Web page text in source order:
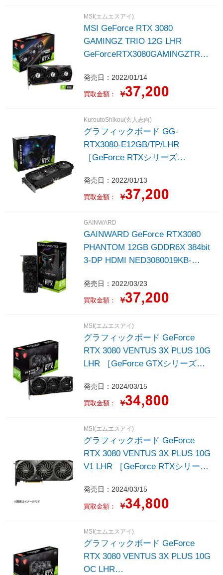
MSI(エムエスアイ)
MSI GeForce RTX 3080
GAMINGZ TRIO 12G LHR
GeForceRTX3080GAMINGZTRIO
発売日：2022/01/14
買取金額： ￥
KuroutoShikou(玄人志向)
グラフィックボード GG-
RTX3080-E12GB/TP/LHR
［GeForce RTXシリーズ
発売日：2022/01/13
買取金額： ￥
GAINWARD
GAINWARD GeForce RTX3080
PHANTOM 12GB GDDR6X 384bit
3-DP HDMI NED3080019KB-
発売日：2022/03/23
買取金額： ￥
MSI(エムエスアイ)
グラフィックボード GeForce
RTX 3080 VENTUS 3X PLUS 10G
LHR ［GeForce GTXシリーズ
発売日：2024/03/15
買取金額： ￥
MSI(エムエスアイ)
グラフィックボード GeForce
RTX 3080 VENTUS 3X PLUS 10G
V1 LHR ［GeForce RTXシリーズ
発売日：2024/03/15
買取金額： ￥
MSI(エムエスアイ)
グラフィックボード GeForce
RTX 3080 VENTUS 3X PLUS 10G
OC LHR